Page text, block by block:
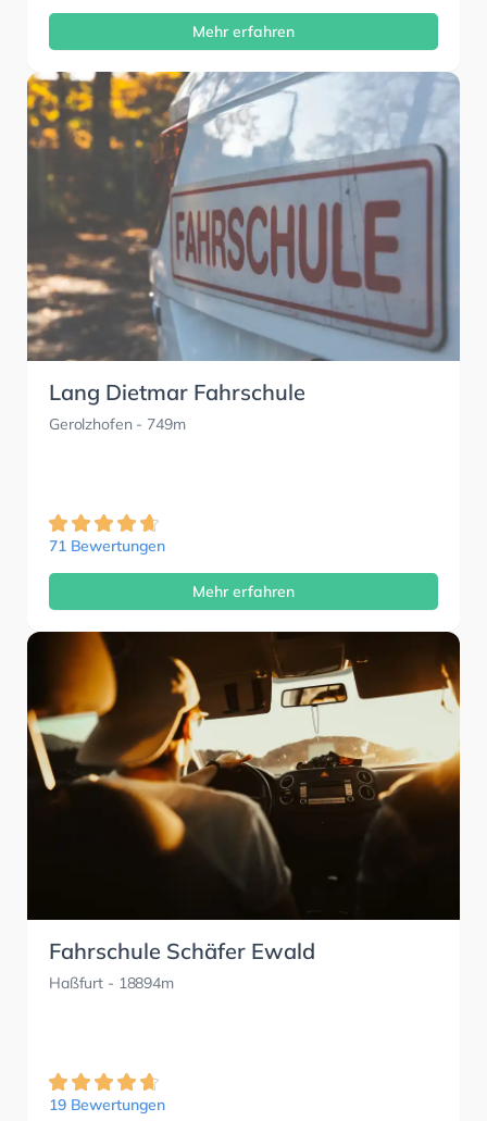
Mehr erfahren
Lang Dietmar Fahrschule
Gerolzhofen - 749m
71 Bewertungen
Mehr erfahren
Fahrschule Schäfer Ewald
Haßfurt - 18894m
19 Bewertungen